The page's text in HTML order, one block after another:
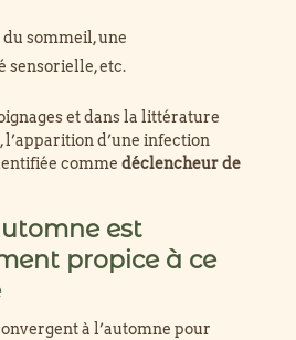
sommeil, une
sensorielle, etc.
et dans la littérature
d’une infection
comme déclencheur de
est
propice à ce
à l’automne pour